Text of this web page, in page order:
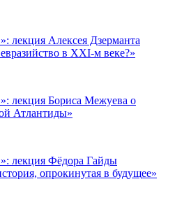
лекция Алексея Дзерманта
в XXI-м веке?»
лекция Бориса Межуева о
Атлантиды»
лекция Фёдора Гайды
опрокинутая в будущее»